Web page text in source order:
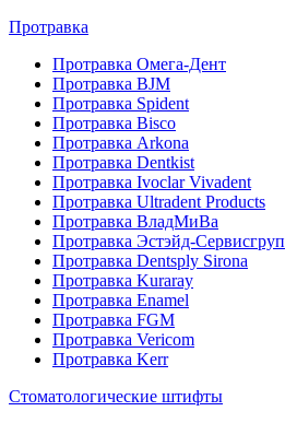
Протравка
Протравка Омега-Дент
Протравка BJM
Протравка Spident
Протравка Bisco
Протравка Arkona
Протравка Dentkist
Протравка Ivoclar Vivadent
Протравка Ultradent Products
Протравка ВладМиВа
Протравка Эстэйд-Сервисгруп
Протравка Dentsply Sirona
Протравка Kuraray
Протравка Enamel
Протравка FGM
Протравка Vericom
Протравка Kerr
Стоматологические штифты